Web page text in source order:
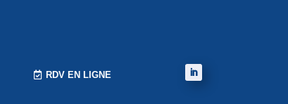
RDV EN LIGNE